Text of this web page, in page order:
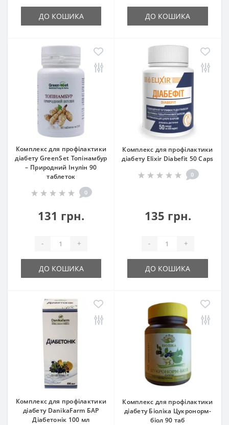
ДО КОШИКА ДО КОШИКА
Комплекс для профілактики
діабету GreenSet Топінамбур
– Природний Інулін 90
таблеток
0
131 грн.
- +
ДО КОШИКА
Комплекс для профілактики
діабету Elixir Diabefit 50 Caps
0
135 грн.
- +
ДО КОШИКА
Комплекс для профілактики
діабету DanikaFarm БАР
Діабетонік 100 мл
Комплекс для профілактики
діабету Біоліка Цукронорм-
біол 90 таб